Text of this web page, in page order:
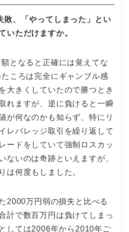
敗、「やってしまった」とい
いただけますか。
となると正確には覚えてな
ころは完全にギャンブル感
大きくしていたので勝つとき
れますが、逆に負けると一瞬
が何なのかも知らず、特にリ
レバレッジ取引を繰り返して
ードをしていて強制ロスカッ
ないのは奇跡といえますが、
は何度もしました。
2000万円弱の損失と比べる
計で数百万円は負けてしまっ
しては2006年から2010年ご